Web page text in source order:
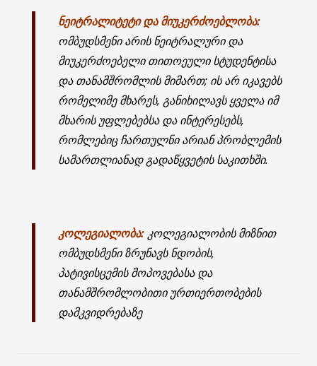
ნეიტრალიტეტი და მიუკერძოებლობა:
ომბუდსმენი არის ნეიტრალური და
მიუკერძოებელი თითოეული სტუდენტისა
და თანამშრომლის მიმართ; ის არ იკავებს
რომელიმე მხარეს, განიხილავს ყველა იმ
მხარის უფლებებსა და ინტერესებს,
რომლებიც ჩართულნი არიან პრობლემის
სამართლიანად გადაწყვეტის საკითხში.
კოლეგიალობა: კოლეგიალობის მიზნით
ომბუდსმენი ზრუნავს ნდობის,
პატივისცემის მოპოვებასა და
თანამშრომლობითი ურთიერთობების
დამკვიდრებაზე